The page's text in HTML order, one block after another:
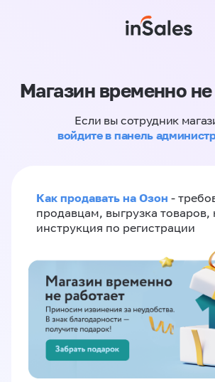
Магазин временно не
Если вы сотрудник
войдите в панель
Как продавать на Озон -
продавцам, выгрузка товаров,
инструкция по регистрации